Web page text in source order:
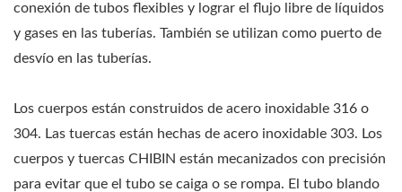
conexión de tubos flexibles y lograr el flujo libre de líquidos
y gases en las tuberías. También se utilizan como puerto de
desvío en las tuberías.
Los cuerpos están construidos de acero inoxidable 316 o
304. Las tuercas están hechas de acero inoxidable 303. Los
cuerpos y tuercas CHIBIN están mecanizados con precisión
para evitar que el tubo se caiga o se rompa. El tubo blando